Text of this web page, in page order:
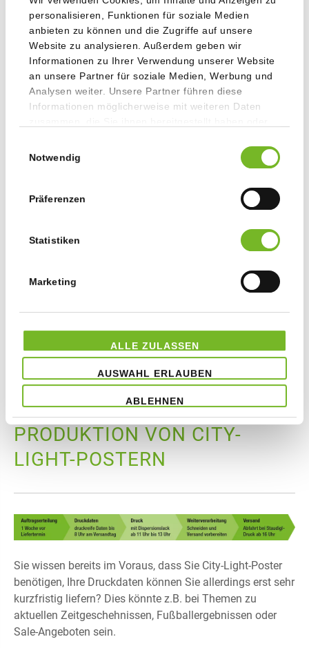
personalisieren, Funktionen für soziale Medien
anbieten zu können und die Zugriffe auf unsere
Website zu analysieren. Außerdem geben wir
Informationen zu Ihrer Verwendung unserer Website
an unsere Partner für soziale Medien, Werbung und
Analysen weiter. Unsere Partner führen diese
Informationen möglicherweise mit weiteren Daten
gesammelt haben.
Notwendig
Präferenzen
Statistiken
Marketing
ALLE ZULASSEN
AUSWAHL ERLAUBEN
ABLEHNEN
SUPER-EXPRESS-
PRODUKTION VON CITY-
LIGHT-POSTERN
Sie wissen bereits im Voraus, dass Sie City-Light-Poster
benötigen, Ihre Druckdaten können Sie allerdings erst sehr
kurzfristig liefern? Dies könnte z.B. bei Themen zu
aktuellen Zeitgeschehnissen, Fußballergebnissen oder
Sale-Angeboten sein.